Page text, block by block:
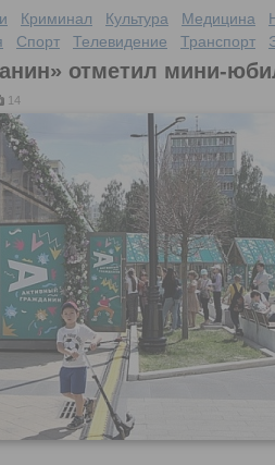
Криминал Культура Медицина
Спорт Телевидение Транспорт
отметил мини-
14